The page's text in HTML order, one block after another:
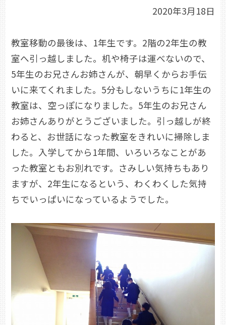
2020年3月18日
教室移動の最後は、1年生です。2階の2年生の教
室へ引っ越しました。机や椅子は運べないので、
5年生のお兄さんお姉さんが、朝早くからお手伝
いに来てくれました。5分もしないうちに1年生の
教室は、空っぽになりました。5年生のお兄さん
お姉さんありがとうございました。引っ越しが終
わると、お世話になった教室をきれいに掃除しま
した。入学してから1年間、いろいろなことがあ
った教室ともお別れです。さみしい気持ちもあり
ますが、2年生になるという、わくわくした気持
ちでいっぱいになっているようでした。